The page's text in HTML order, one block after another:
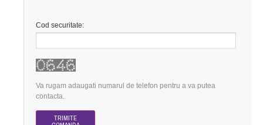
Cod securitate:
Va rugam adaugati numarul de telefon pentru a va putea
contacta.